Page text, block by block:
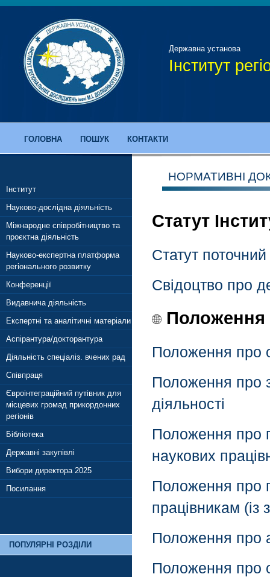
Державна установа
Інститут
ГОЛОВНА ПОШУК КОНТАКТИ
Інститут
Науково-дослідна діяльність
Міжнародне співробітництво та
проєктна діяльність
Науково-експертна платформа
регіонального розвитку
Конференції
Видавнича діяльність
Експертні та аналітичні матеріали
Аспірантура/докторантура
Діяльність спеціаліз. вчених рад
Співпраця
Євроінтеграційний путівник для
місцевих громад прикордонних
регіонів
Бібліотека
Державні закупівлі
Вибори директора 2025
Посилання
ПОПУЛЯРНІ РОЗДІЛИ
НОРМАТИВНІ
Статут
Статут поточний
Свідоцтво про
Положення
Положення про
Положення про
діяльності
Положення про
наукових
Положення про
працівникам (із
Положення про
Положення про